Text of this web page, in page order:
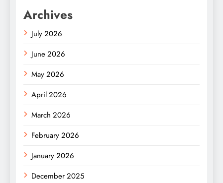
Archives
July 2026
June 2026
May 2026
April 2026
March 2026
February 2026
January 2026
December 2025